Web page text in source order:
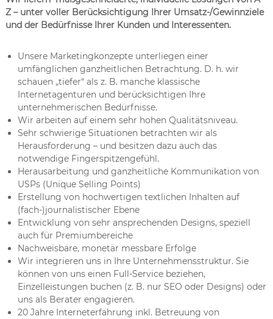
Z – unter voller Berücksichtigung Ihrer Umsatz-/Gewinnziele
und der Bedürfnisse Ihrer Kunden und Interessenten.
Unsere Marketingkonzepte unterliegen einer
umfänglichen ganzheitlichen Betrachtung. D. h. wir
schauen „tiefer“ als z. B. manche klassische
Internetagenturen und berücksichtigen Ihre
unternehmerischen Bedürfnisse.
Wir arbeiten auf einem sehr hohen Qualitätsniveau.
Sehr schwierige Situationen betrachten wir als
Herausforderung – und besitzen dazu auch das
notwendige Fingerspitzengefühl.
Herausarbeitung und ganzheitliche Kommunikation von
USPs (Unique Selling Points)
Erstellung von hochwertigen textlichen Inhalten auf
(fach-)journalistischer Ebene
Entwicklung von sehr ansprechenden Designs, speziell
auch für Premiumbereiche
Nachweisbare, monetär messbare Erfolge
Wir integrieren uns in Ihre Unternehmensstruktur. Sie
können von uns einen Full-Service beziehen,
Einzelleistungen buchen (z. B. nur SEO oder Designs) oder
uns als Berater engagieren.
20 Jahre Interneterfahrung inkl. Betreuung von